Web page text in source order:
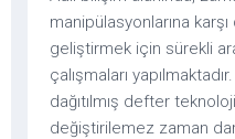
manipülasyonlarına
geliştirmek için sürekli
çalışmaları
dağıtılmış defter
değiştirilemez zaman